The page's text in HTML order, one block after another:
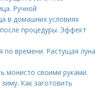
Ручной
в домашних условиях
процедуры. Эффект
по времени. Растущая луна
монисто своими руками.
Как заготовить